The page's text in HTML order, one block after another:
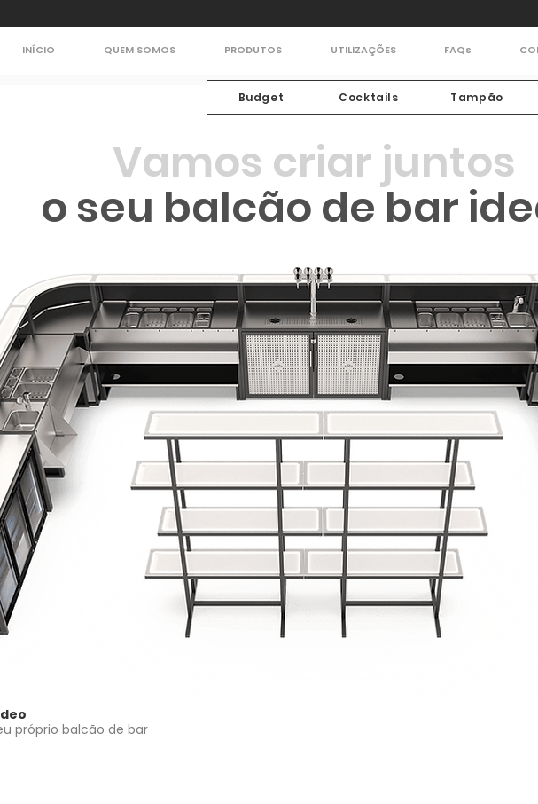
INÍCIO QUEM SOMOS PRODUTOS UTILIZAÇÕES FAQs
Budget Cocktails Tampão
Vamos criar juntos
o seu balcão de bar
próprio balcão de bar